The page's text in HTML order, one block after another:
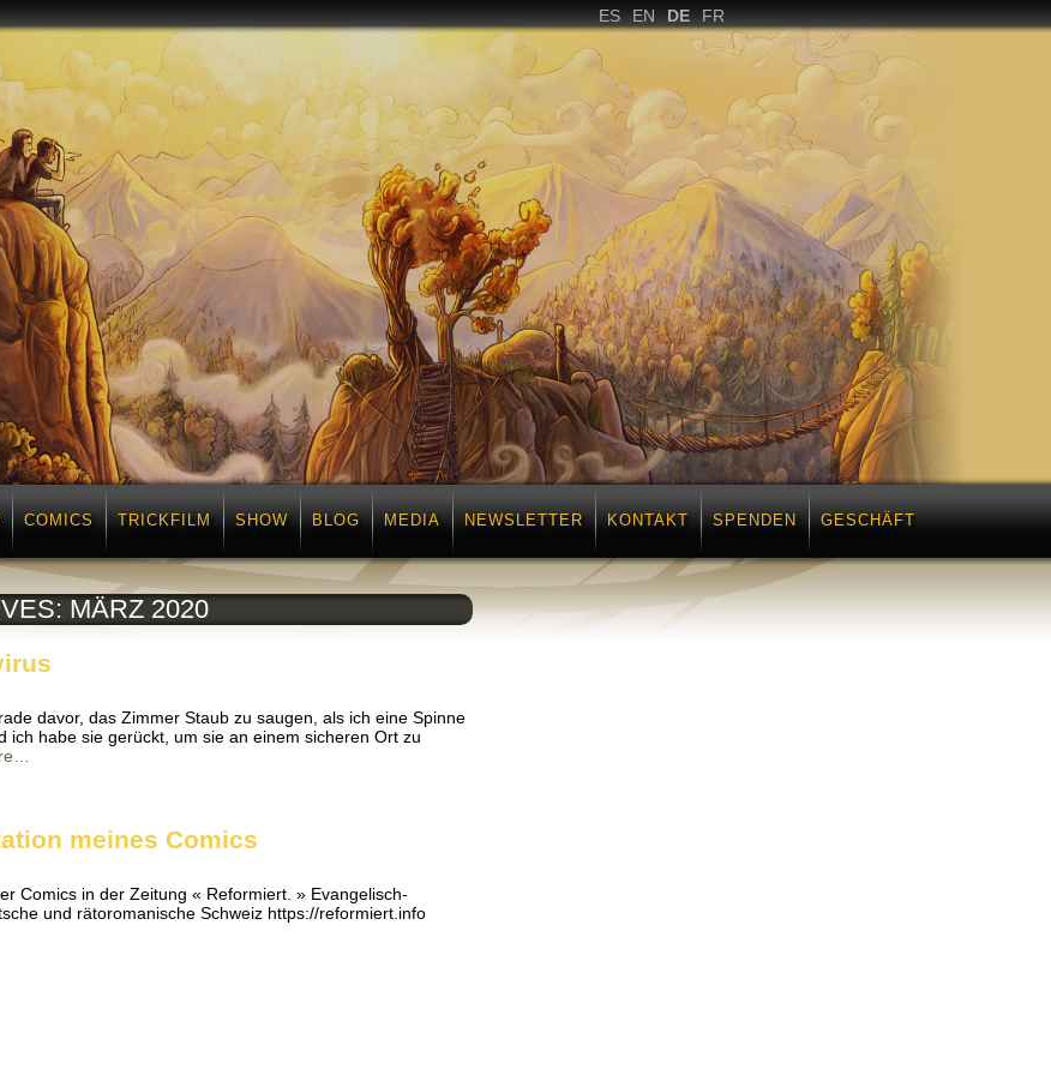
FR
DE
EN
ES
COMICS TRICKFILM SHOW BLOG MEDIA NEWSLETTER KONTAKT SPENDEN GESCHÄFT
MÄRZ 2020
davor, das Zimmer Staub zu saugen, als ich eine Spinne
ich habe sie gerückt, um sie an einem sicheren Ort zu
meines Comics
Comics in der Zeitung « Reformiert. » Evangelisch-
und rätoromanische Schweiz https://reformiert.info